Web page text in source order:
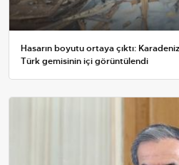
Hasarın boyutu ortaya çıktı:
Türk gemisinin içi görüntülendi